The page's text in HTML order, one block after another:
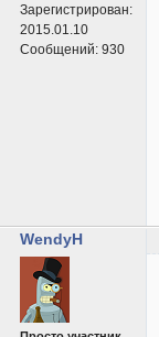
Зарегистрирован:
2015.01.10
Сообщений: 930
WendyH